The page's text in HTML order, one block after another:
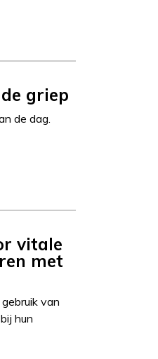
griep
de dag.
vitale
met
van
hun